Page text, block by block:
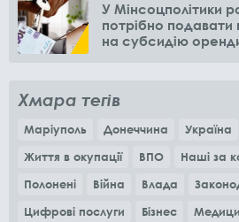
У Мінсоцполітики
потрібно подавати
на субсидію
Хмара тегів
Маріуполь Донеччина Україна
Життя в окупації
ВПО Наші за
Полонені
Війна Влада
Цифрові послуги
Бізнес